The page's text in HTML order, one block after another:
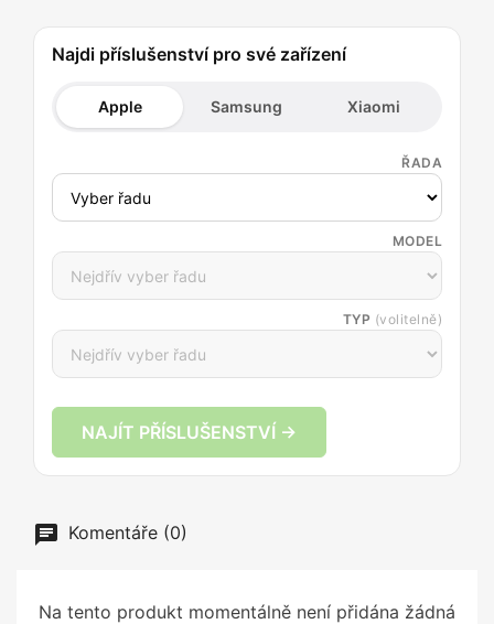
Najdi příslušenství pro své zařízení
Apple Samsung Xiaomi
ŘADA
MODEL
TYP (volitelně)
NAJÍT PŘÍSLUŠENSTVÍ →
Komentáře (0)
Na tento produkt momentálně není přidána žádná